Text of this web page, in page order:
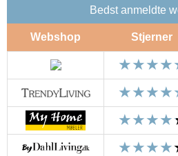
Bedst anmeldte
Webshop Stjerner